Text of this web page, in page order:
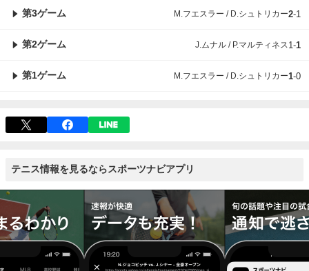
第3ゲーム M.フエスラー / D.シュトリカー2-1
第2ゲーム J.ムナル / P.マルティネス 1-1
第1ゲーム M.フエスラー / D.シュトリカー1-0
テニス情報を見るならスポーツナビアプリ